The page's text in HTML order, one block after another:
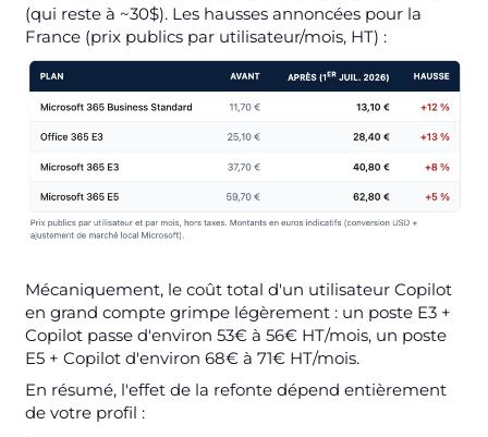
(qui reste à ~30$). Les hausses annoncées pour la
France (prix publics par utilisateur/mois, HT) :
Mécaniquement, le coût total d'un utilisateur Copilot
en grand compte grimpe légèrement : un poste E3 +
Copilot passe d'environ 53€ à 56€ HT/mois, un poste
E5 + Copilot d'environ 68€ à 71€ HT/mois.
En résumé, l'effet de la refonte dépend entièrement
de votre profil :